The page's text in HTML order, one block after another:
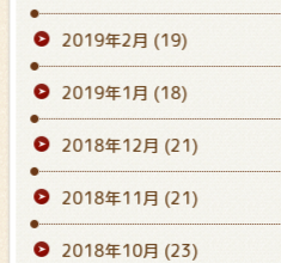
2019年2月 (19)
2019年1月 (18)
2018年12月 (21)
2018年11月 (21)
2018年10月 (23)